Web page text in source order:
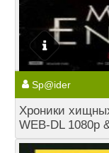
Sp@ider
Хроники
WEB-DL 1080p